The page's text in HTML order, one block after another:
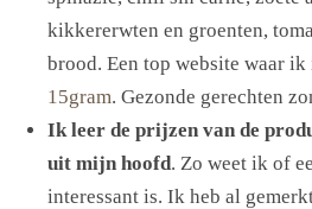
kikkererwten en groenten,
brood. Een top website waar
15gram. Gezonde gerechten
Ik leer de prijzen van de
uit mijn hoofd. Zo weet ik of
interessant is. Ik heb al